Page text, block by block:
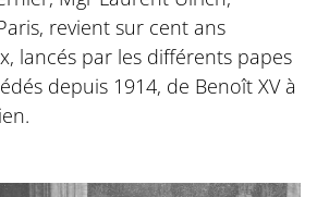
revient sur cent ans
lancés par les différents papes
depuis 1914, de Benoît XV à